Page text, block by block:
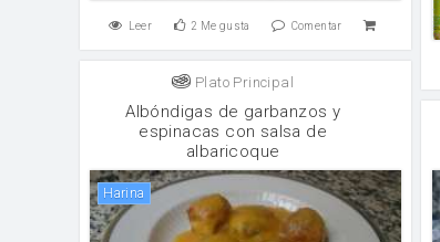
Leer 2 Me gusta Comentar
Plato Principal
Albóndigas de garbanzos y
espinacas con salsa de
albaricoque
harina